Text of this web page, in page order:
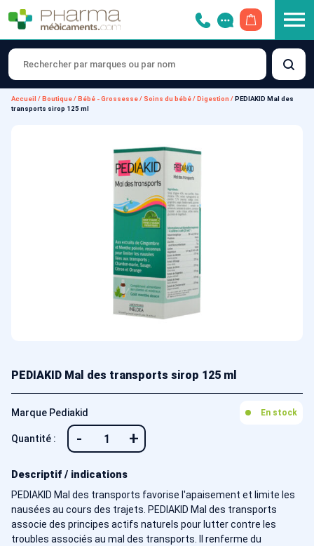
Accueil / Boutique/ Bébé - Grossesse/Soins du bébé/ Digestion / PEDIAKID Mal des
transports sirop 125 ml
PEDIAKID Mal des transports sirop 125 ml
Marque Pediakid En stock
Quantité : - +
Descriptif / indications
PEDIAKID Mal des transports favorise l'apaisement et limite les
nausées au cours des trajets. PEDIAKID Mal des transports
associe des principes actifs naturels pour lutter contre les
troubles associés au mal des transports. Il renferme du